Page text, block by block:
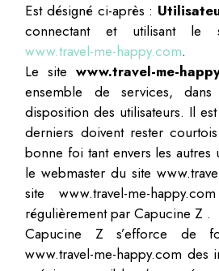
Est désigné ci-après :
connectant et utilisant le
www.travel-me-happy.com.
Le site www.travel-me-
ensemble de services,
disposition des utilisateurs. Il
derniers doivent rester
bonne foi tant envers les autres
le webmaster du site
site www.travel-me-
régulièrement par Capucine Z .
Capucine Z s’efforce de
www.travel-me-happy.com des